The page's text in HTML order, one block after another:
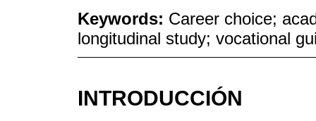
Keywords: Career choice;
longitudinal study; vocational
INTRODUCCIÓN